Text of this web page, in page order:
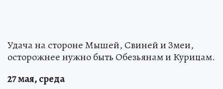
Удача на стороне Мышей, Свиней и Змеи,
осторожнее нужно быть Обезьянам и Курицам.
27 мая, среда